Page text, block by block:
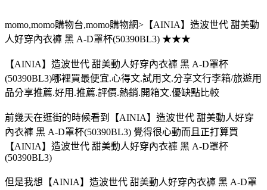
momo,momo購物台,momo購物網>【AINIA】造波世代 甜美動
人好穿內衣褲 黑 A-D罩杯(50390BL3) ★★★
【AINIA】造波世代 甜美動人好穿內衣褲 黑 A-D罩杯
(50390BL3)哪裡買最便宜.心得文.試用文.分享文行李箱/旅遊用
品分享推薦.好用.推薦.評價.熱銷.開箱文.優缺點比較
前幾天在逛街的時候看到【AINIA】造波世代 甜美動人好穿
內衣褲 黑 A-D罩杯(50390BL3) 覺得很心動而且正打算買
【AINIA】造波世代 甜美動人好穿內衣褲 黑 A-D罩杯
(50390BL3)
但是我想【AINIA】造波世代 甜美動人好穿內衣褲 黑 A-D罩